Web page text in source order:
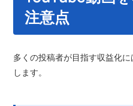
注意点
多くの投稿者が目指す収益化
します。